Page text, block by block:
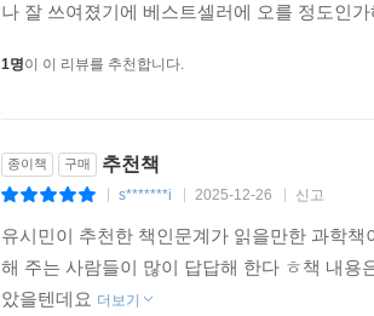
나 잘 쓰여졌기에 베스트셀러에 오를 정도인
1명이 이 리뷰를 추천합니다.
종이책 구매 추천책
s*******i 2025-12-26 신고
유시민이 추천한 책인문계가 읽을만한 과학
해 주는 사람들이 많이 답답해 한다 ㅎ책 내
았을텐데요 더보기